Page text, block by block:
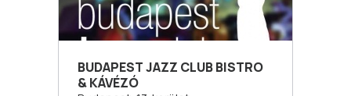
BUDAPEST JAZZ CLUB BISTRO
& KÁVÉZÓ